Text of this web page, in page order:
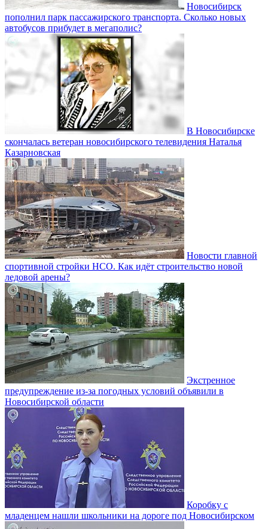
Новосибирск
пополнил парк пассажирского транспорта. Сколько новых
автобусов прибудет в мегаполис?
В Новосибирске
скончалась ветеран новосибирского телевидения Наталья
Казарновская
Новости главной
спортивной стройки НСО. Как идёт строительство новой
ледовой арены?
Экстренное
предупреждение из-за погодных условий объявили в
Новосибирской области
Коробку с
младенцем нашли школьники на дороге под Новосибирском